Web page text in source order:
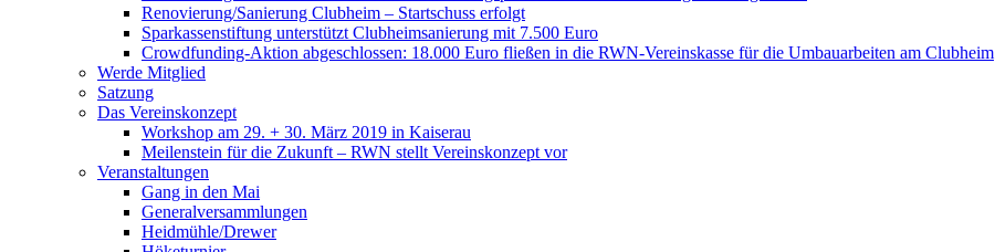
Renovierung/Sanierung Clubheim – Startschuss erfolgt
Sparkassenstiftung unterstützt Clubheimsanierung mit 7.500 Euro
Crowdfunding-Aktion abgeschlossen: 18.000 Euro fließen in die RWN-Vereinskasse für die Umbauarbeiten am Clubheim
Werde Mitglied
Satzung
Das Vereinskonzept
Workshop am 29. + 30. März 2019 in Kaiserau
Meilenstein für die Zukunft – RWN stellt Vereinskonzept vor
Veranstaltungen
Gang in den Mai
Generalversammlungen
Heidmühle/Drewer